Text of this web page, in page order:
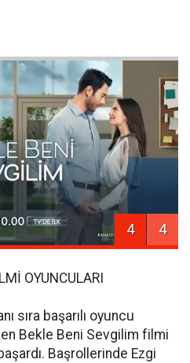
4 4
OYUNCULARI
sıra başarılı oyuncu
Bekle Beni Sevgilim filmi
Başrollerinde Ezgi